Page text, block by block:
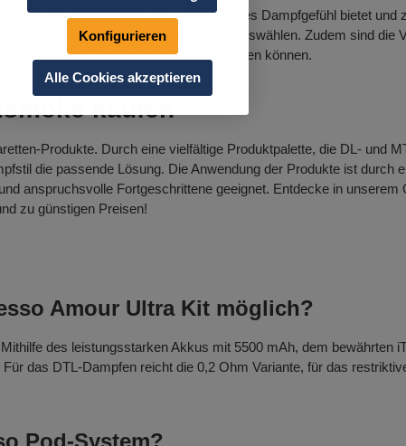
das ein angenehmes, geschmackvolles Dampfgefühl bietet und
0,6 Ohm oder 1,2 Ohm einfach auswählen. Zudem sind die
die eigenen Vorlieben angepasst werden können.
kaufen
Produkte. Durch eine vielfältige Produktpalette, die DL- und
die passende Lösung. Die Anwendung der Produkte ist durch
anspruchsvolle Fortgeschrittene geeignet. Entdecke in unserem
zu günstigen Preisen!
Amour Ultra Kit möglich?
des leistungsstarken Akkus mit 5500 mAh, dem bewährten
das DTL-Dampfen reicht die 0,2 Ohm Variante, für das
Pod-System?
Konfigurieren
Alle Cookies akzeptieren